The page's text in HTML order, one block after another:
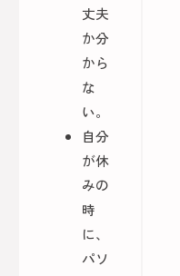
丈夫
か分
から
な
い。
自分
が休
みの
時
に、
パソ